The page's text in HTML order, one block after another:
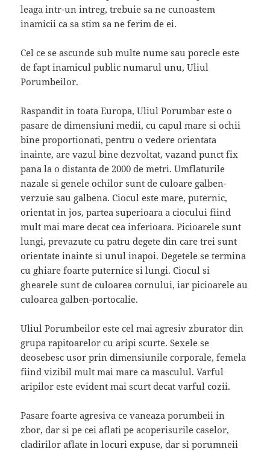
leaga intr-un intreg, trebuie sa ne cunoastem
inamicii ca sa stim sa ne ferim de ei.
Cel ce se ascunde sub multe nume sau porecle este
de fapt inamicul public numarul unu, Uliul
Porumbeilor.
Raspandit in toata Europa, Uliul Porumbar este o
pasare de dimensiuni medii, cu capul mare si ochii
bine proportionati, pentru o vedere orientata
inainte, are vazul bine dezvoltat, vazand punct fix
pana la o distanta de 2000 de metri. Umflaturile
nazale si genele ochilor sunt de culoare galben-
verzuie sau galbena. Ciocul este mare, puternic,
orientat in jos, partea superioara a ciocului fiind
mult mai mare decat cea inferioara. Picioarele sunt
lungi, prevazute cu patru degete din care trei sunt
orientate inainte si unul inapoi. Degetele se termina
cu ghiare foarte puternice si lungi. Ciocul si
ghearele sunt de culoarea cornului, iar picioarele au
culoarea galben-portocalie.
Uliul Porumbeilor este cel mai agresiv zburator din
grupa rapitoarelor cu aripi scurte. Sexele se
deosebesc usor prin dimensiunile corporale, femela
fiind vizibil mult mai mare ca masculul. Varful
aripilor este evident mai scurt decat varful cozii.
Pasare foarte agresiva ce vaneaza porumbeii in
zbor, dar si pe cei aflati pe acoperisurile caselor,
cladirilor aflate in locuri expuse, dar si porumneii